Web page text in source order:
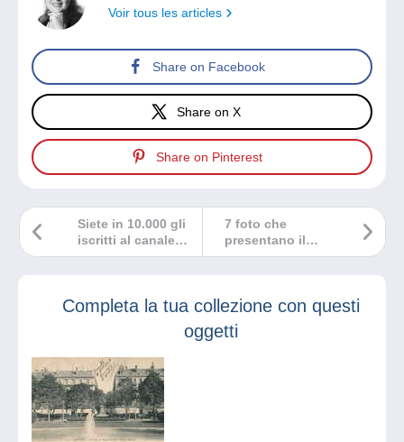
Voir tous les articles
Share on Facebook
Share on X
Share on Pinterest
7 foto che
presentano il
Giappone
Siete in 10.000 gli
iscritti al canale
YouTube di
Completa la tua collezione con questi
oggetti